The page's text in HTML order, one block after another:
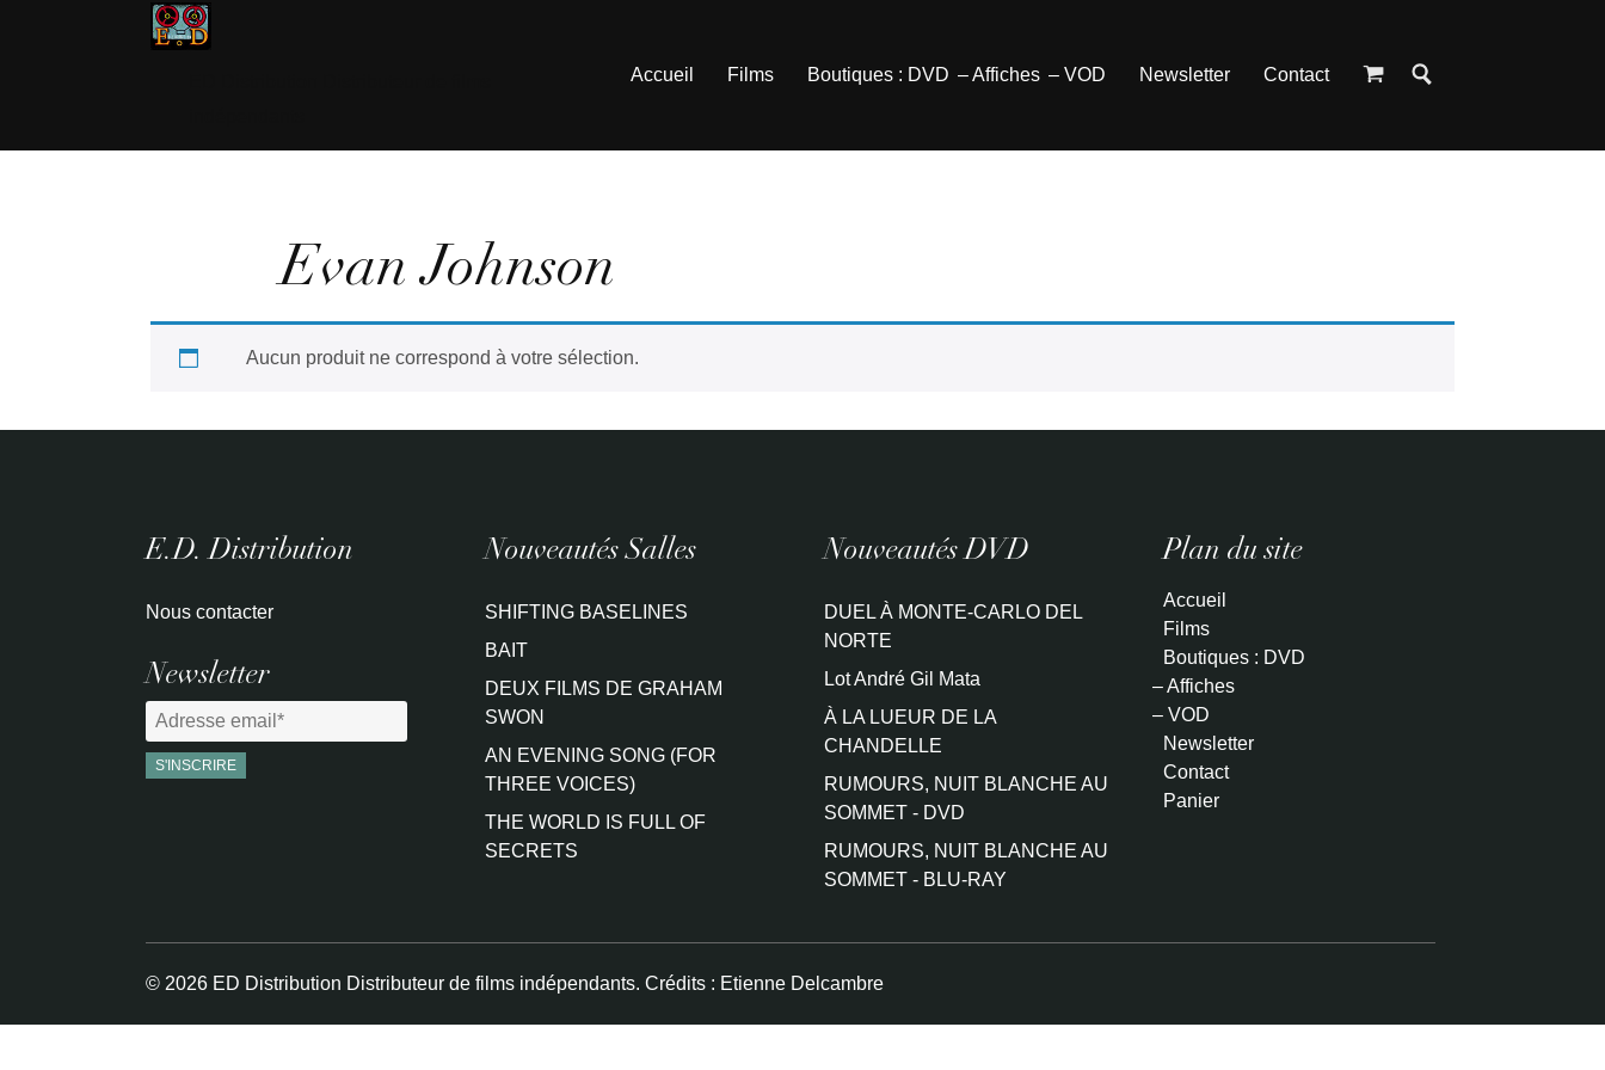
Accueil Films Boutiques : DVD – Affiches – VOD Newsletter Contact
Evan Johnson
Aucun produit ne correspond à votre sélection.
E.D. Distribution
Nous contacter
Newsletter
Nouveautés Salles
SHIFTING BASELINES
BAIT
DEUX FILMS DE GRAHAM
SWON
AN EVENING SONG (FOR
THREE VOICES)
THE WORLD IS FULL OF
SECRETS
Nouveautés DVD
DUEL À MONTE-CARLO DEL
NORTE
Lot André Gil Mata
À LA LUEUR DE LA
CHANDELLE
RUMOURS, NUIT BLANCHE AU
SOMMET - DVD
RUMOURS, NUIT BLANCHE AU
SOMMET - BLU-RAY
Plan du site
Accueil
Films
Boutiques : DVD
– Affiches
– VOD
Newsletter
Contact
Panier
© 2026 ED Distribution Distributeur de films indépendants. Crédits : Etienne Delcambre